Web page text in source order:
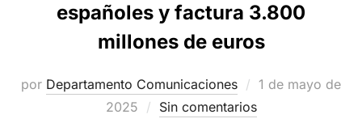
españoles y factura 3.800
millones de euros
por Departamento Comunicaciones
Publicado
1 de mayo de
2025
Sin comentarios